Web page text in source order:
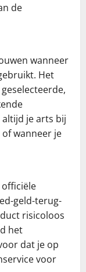
de
wanneer
Het
altijd je arts bij
wanneer je
officiële
geld-terug-
risicoloos
het
dat je op
voor